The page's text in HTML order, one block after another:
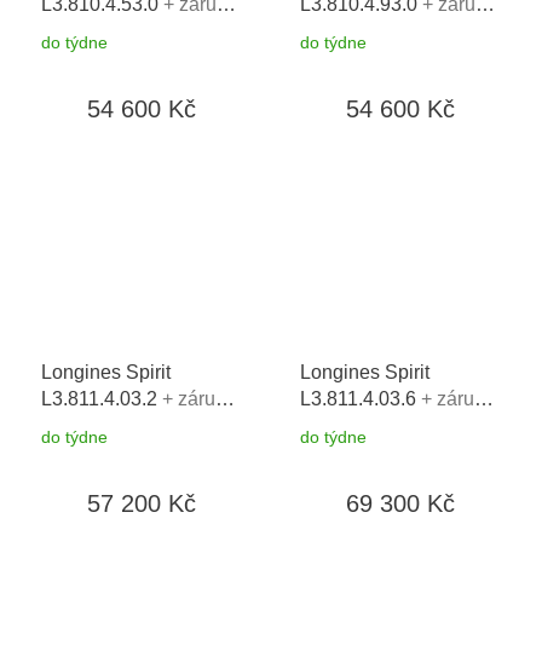
L3.810.4.53.0 + záruka
do 90 dní
do týdne
54 600 Kč
L3.810.4.93.0 + záruka
do 90 dní
do týdne
54 600 Kč
Longines Spirit
L3.811.4.03.2 + záruka
do 90 dní
do týdne
57 200 Kč
Longines Spirit
L3.811.4.03.6 + záruka
do 90 dní
do týdne
69 300 Kč